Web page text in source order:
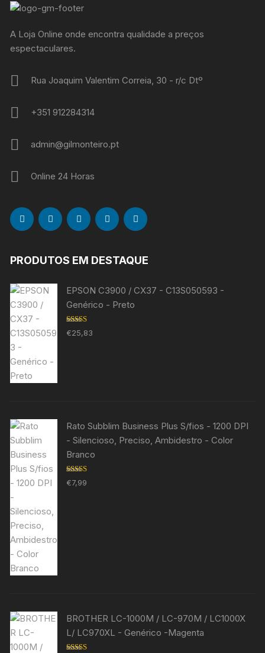
A Loja Online onde encontra qualidade a preços
espectaculares.
Rua Joaquim Valentim Correia, 30 - r/c Dtº
+351 912284314
admin@gilmonteiro.pt
Online 24 Horas
PRODUTOS EM DESTAQUE
EPSON C3900 / CX37 - C13S050593 -
Genérico - Preto
Avaliação
5.00de 5
€25,83
Rato Subblim Business Plus S/fios - 1200 DPI
- Silencioso, Preciso, Ambidestro - Color
Branco
Avaliação
5.00de 5
€7,99
BROTHER LC-1000M / LC-970M / LC1000X
L/ LC970XL - Genérico -Magenta